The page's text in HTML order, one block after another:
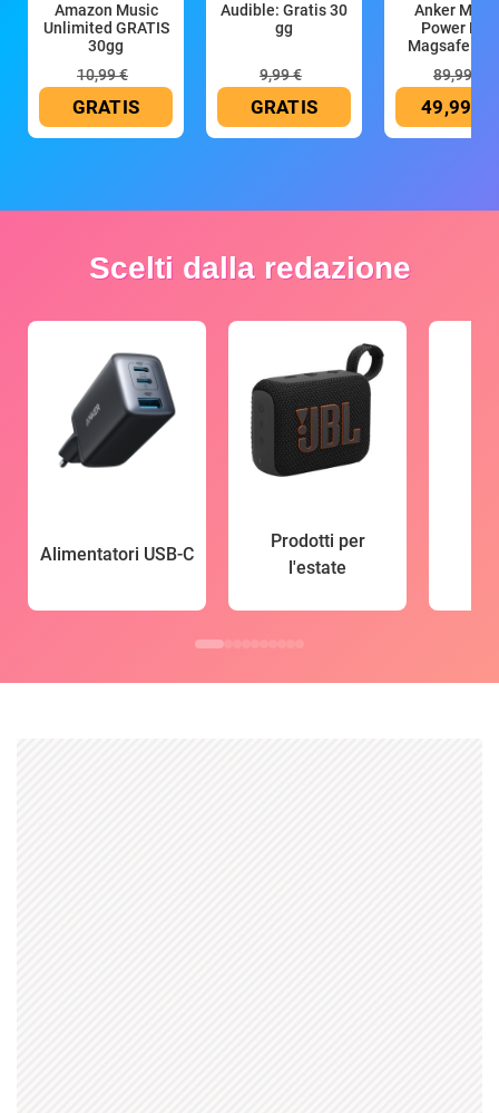
Amazon Music
Unlimited GRATIS
30gg
10,99 €
GRATIS
Audible: Gratis 30
gg
9,99 €
GRATIS
Anker
Power
Magsafe
89,99 €
49,99 €
Scelti dalla redazione
Alimentatori USB-C
Prodotti per
l'estate